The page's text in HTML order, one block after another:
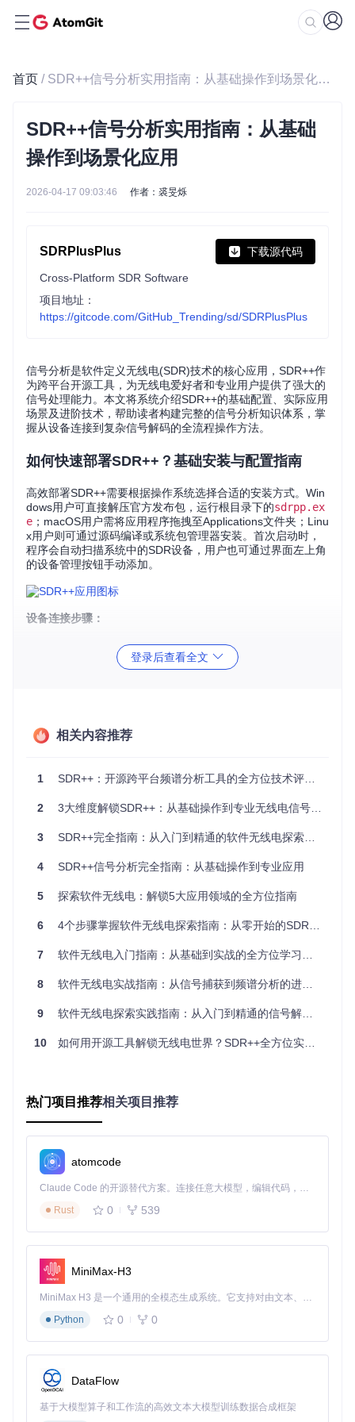
首页 / SDR++信号分析实用指南：从基础操作到场景化应用
SDR++信号分析实用指南：从基础
操作到场景化应用
2026-04-17 09:03:46 作者：裘旻烁
SDRPlusPlus 下载源代码
Cross-Platform SDR Software
项目地址：
https://gitcode.com/GitHub_Trending/sd/SDRPlusPlus
信号分析是软件定义无线电(SDR)技术的核心应用，SDR++作
为跨平台开源工具，为无线电爱好者和专业用户提供了强大的
信号处理能力。本文将系统介绍SDR++的基础配置、实际应用
场景及进阶技术，帮助读者构建完整的信号分析知识体系，掌
握从设备连接到复杂信号解码的全流程操作方法。
如何快速部署SDR++？基础安装与配置指南
高效部署SDR++需要根据操作系统选择合适的安装方式。Win
dows用户可直接解压官方发布包，运行根目录下的sdrpp.ex
e ；macOS用户需将应用程序拖拽至Applications文件夹；Linu
x用户则可通过源码编译或系统包管理器安装。首次启动时，
程序会自动扫描系统中的SDR设备，用户也可通过界面左上角
的设备管理按钮手动添加。
设备连接步骤：
安装对应SDR硬件的驱动程序
通过USB或网络接口连接设备
不同设备的驱动要求不同，RTL-SDR系列需要安装Zadig驱
输稳定性。
如何理解SDR++工作界面？核心功能区域解析
SDR++采用模块化界面设计，主要包含五大功能区域，熟悉这
些区域的布局和操作逻辑是高效进行信号分析的基础。顶部控
制栏提供全局参数调节，左侧为设备和模块管理面板，中央区
域显示实时频谱和瀑布图，右侧为信号处理参数控制，底部则
是状态显示和操作按钮区。
关键功能区域说明：
VFO控制区：可同时配置多个虚拟频率振荡器，支持多频段
FFT频谱显示：实时展示信号强度与频率分布，可调整分辨
瀑布图区域：以时间轴展示信号历史变化，帮助识别间歇性
不同信号类型
增益控制滑块 ：调节LNA、RF和IF增益，优化信号接收质
界面布局可通过拖拽进行自定义，用户可根据个人习惯和工作
需求调整各面板大小和位置，提高操作效率。建议初学者从默
认布局开始，逐步熟悉后再进行个性化配置。
信号分析质量如何优化？关键参数配置策略
信号分析的质量直接取决于设备配置和参数调节。SDR++提供
了丰富的信号处理参数，合理设置这些参数可以显著提升信号
接收效果。增益控制是最关键的调节项，需要根据信号强度动
态调整：强信号时降低增益避免失真，弱信号时提高增益增强
度
益
强信号 0-10dB 0dB 0-10dB
慢速
登录后查看全文
相关内容推荐
1 SDR++：开源跨平台频谱分析工具的全方位技术评测与应用指南
2 3大维度解锁SDR++：从基础操作到专业无线电信号处理
3 SDR++完全指南：从入门到精通的软件无线电探索之旅
4 SDR++信号分析完全指南：从基础操作到专业应用
5 探索软件无线电：解锁5大应用领域的全方位指南
6 4个步骤掌握软件无线电探索指南：从零开始的SDR实践入门
7 软件无线电入门指南：从基础到实战的全方位学习路径
8 软件无线电实战指南：从信号捕获到频谱分析的进阶之路
9 软件无线电探索实践指南：从入门到精通的信号解码之旅
10 如何用开源工具解锁无线电世界？SDR++全方位实践指南
热门项目推荐相关项目推荐
atomcode
Claude Code 的开源替代方案。连接任意大模型，编辑代码，运行命令，自动验证 — 全自动执行。用 Rust 构建，极致性能。 ｜ An open-source alternative to Claude Code. Connect any LLM, edit code, run commands, and verify changes — autonomously. Built in Rust for speed. Get Started
Rust
0 539
MiniMax-H3
MiniMax H3 是一个通用的全模态生成系统。它支持对由文本、图像、视频和音频组成的多模态上下文进行统一理解，并能生成分辨率高达 2K、时长可达 15 秒的带原生立体声音频的视频。得益于面向任务泛化的系统设计，H3 在预训练阶段就已具备广泛的多模态上下文理解与生成能力，能够出色地执行复杂的多模态指令。
Python
0 0
DataFlow
基于大模型算子和工作流的高效文本大模型训练数据合成框架